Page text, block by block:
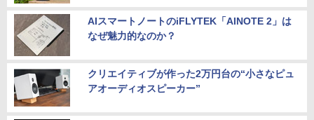
AIスマートノートのiFLYTEK「AINOTE 2」は
なぜ魅力的なのか？
クリエイティブが作った2万円台の“小さなピュ
アオーディオスピーカー”